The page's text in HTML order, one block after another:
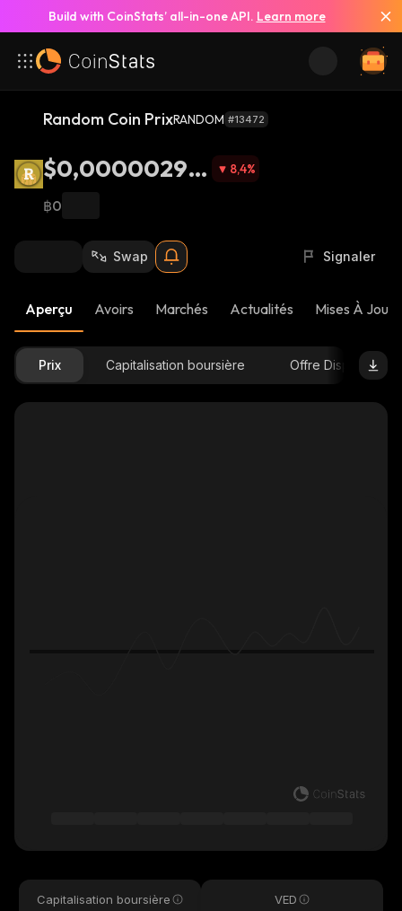
Build with CoinStats’ all-in-one API. Learn more
Random Coin PrixRANDOM #13472
$0,00000296
4
8,4%
฿0
Swap Signaler
Aperçu Avoirs Marchés Actualités Mises À Jour
Prix Capitalisation boursière Offre Disponible
Capitalisation boursière VED